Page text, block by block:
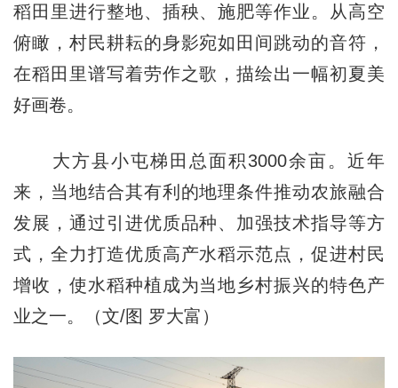
稻田里进行整地、插秧、施肥等作业。从高空
俯瞰，村民耕耘的身影宛如田间跳动的音符，
在稻田里谱写着劳作之歌，描绘出一幅初夏美
好画卷。
大方县小屯梯田总面积3000余亩。近年
来，当地结合其有利的地理条件推动农旅融合
发展，通过引进优质品种、加强技术指导等方
式，全力打造优质高产水稻示范点，促进村民
增收，使水稻种植成为当地乡村振兴的特色产
业之一。（文/图 罗大富）